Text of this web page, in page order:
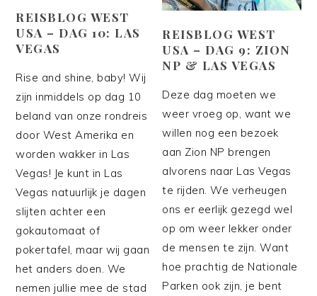
REISBLOG WEST
USA – DAG 10: LAS
VEGAS
Rise and shine, baby! Wij
zijn inmiddels op dag 10
beland van onze rondreis
door West Amerika en
worden wakker in Las
Vegas! Je kunt in Las
Vegas natuurlijk je dagen
slijten achter een
gokautomaat of
pokertafel, maar wij gaan
het anders doen. We
nemen jullie mee de stad
REISBLOG WEST
USA – DAG 9: ZION
NP & LAS VEGAS
Deze dag moeten we
weer vroeg op, want we
willen nog een bezoek
aan Zion NP brengen
alvorens naar Las Vegas
te rijden. We verheugen
ons er eerlijk gezegd wel
op om weer lekker onder
de mensen te zijn. Want
hoe prachtig de Nationale
Parken ook zijn, je bent